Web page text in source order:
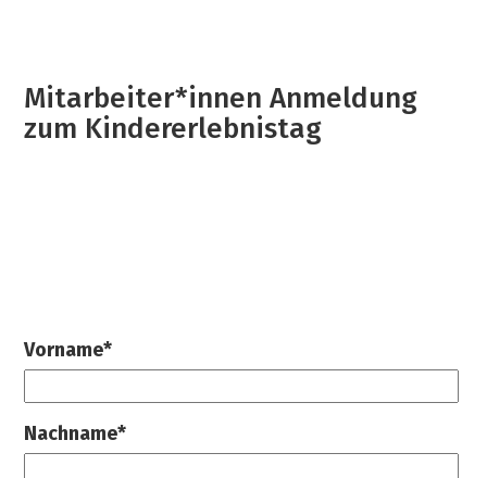
Mitarbeiter*innen Anmeldung
zum Kindererlebnistag
Vorname*
Nachname*